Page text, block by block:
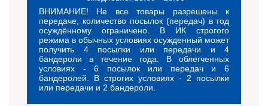
ВНИМАНИЕ! Не все товары разрешены к
передаче, количество посылок (передач) в год
осуждённому ограничено. В ИК строгого
режима в обычных условиях осужденный может
получить 4 посылки или передачи и 4
бандероли в течение года. В облегченных
условиях - 6 посылок или передач и 6
бандеролей. В строгих условиях - 2 посылки
или передачи и 2 бандероли.